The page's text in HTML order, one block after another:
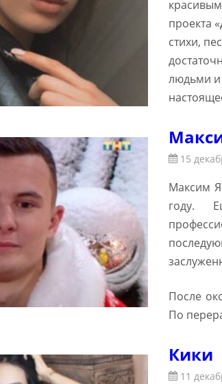
проекта
стихи,
людьми и
15
Максим
году.
После
По
Кики
11